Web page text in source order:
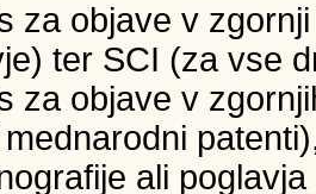
za objave v
ter SCI (za vse
za objave v
ali